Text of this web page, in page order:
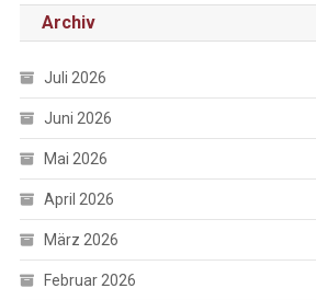
Archiv
Juli 2026
Juni 2026
Mai 2026
April 2026
März 2026
Februar 2026